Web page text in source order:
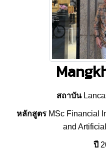
สถาบัน
หลักสูตรMSc Financial
and
ปี